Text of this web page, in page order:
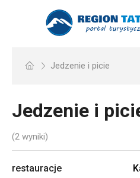
Jedzenie i picie
Jedzenie i
(2 wyniki)
restauracje